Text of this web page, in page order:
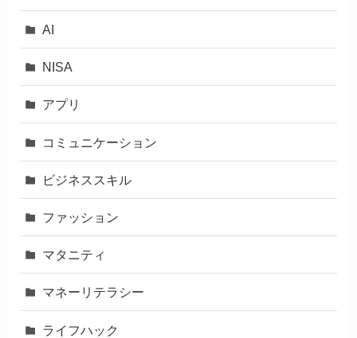
AI
NISA
アプリ
コミュニケーション
ビジネススキル
ファッション
マタニティ
マネーリテラシー
ライフハック